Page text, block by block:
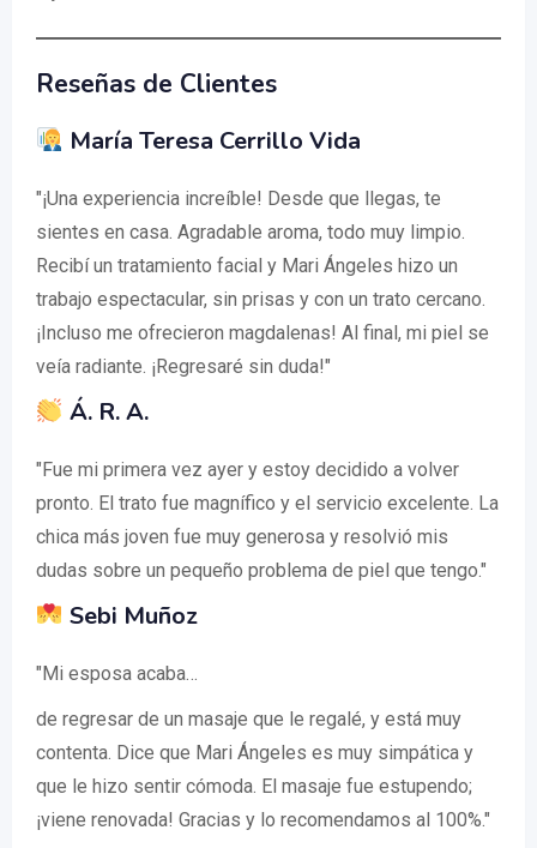
Reseñas de Clientes
María Teresa Cerrillo Vida
"¡Una experiencia increíble! Desde que llegas, te
sientes en casa. Agradable aroma, todo muy limpio.
Recibí un tratamiento facial y Mari Ángeles hizo un
trabajo espectacular, sin prisas y con un trato cercano.
¡Incluso me ofrecieron magdalenas! Al final, mi piel se
veía radiante. ¡Regresaré sin duda!"
Á. R. A.
"Fue mi primera vez ayer y estoy decidido a volver
pronto. El trato fue magnífico y el servicio excelente. La
chica más joven fue muy generosa y resolvió mis
dudas sobre un pequeño problema de piel que tengo."
Sebi Muñoz
"Mi esposa acaba…
de regresar de un masaje que le regalé, y está muy
contenta. Dice que Mari Ángeles es muy simpática y
que le hizo sentir cómoda. El masaje fue estupendo;
¡viene renovada! Gracias y lo recomendamos al 100%."